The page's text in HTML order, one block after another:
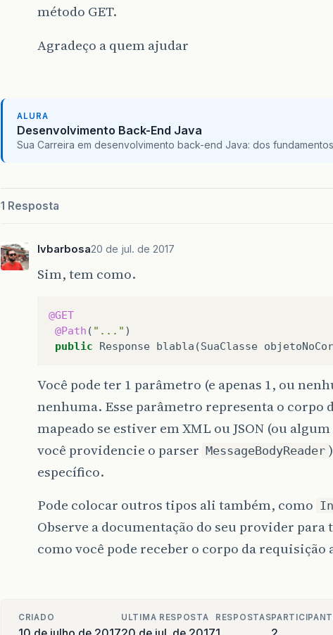
método GET.
Agradeço a quem ajudar
ALURA
Desenvolvimento Back-End Java
Sua Carreira em desenvolvimento back-end Java: dos
1 Resposta
lvbarbosa20 de jul. de 2017
Sim, tem como.
@GET
@Path ( "..." )
public
Response blabla (SuaClasse
Você pode ter 1 parâmetro (e apenas 1, ou
nenhuma. Esse parâmetro representa o corpo
mapeado se estiver em XML ou JSON (ou
você providencie o parser MessageBodyReader
específico.
Pode colocar outros tipos ali também, como
Observe a documentação do seu provider
como você pode receber o corpo da
CRIADO ULTIMA RESPOSTA RESPOSTAS